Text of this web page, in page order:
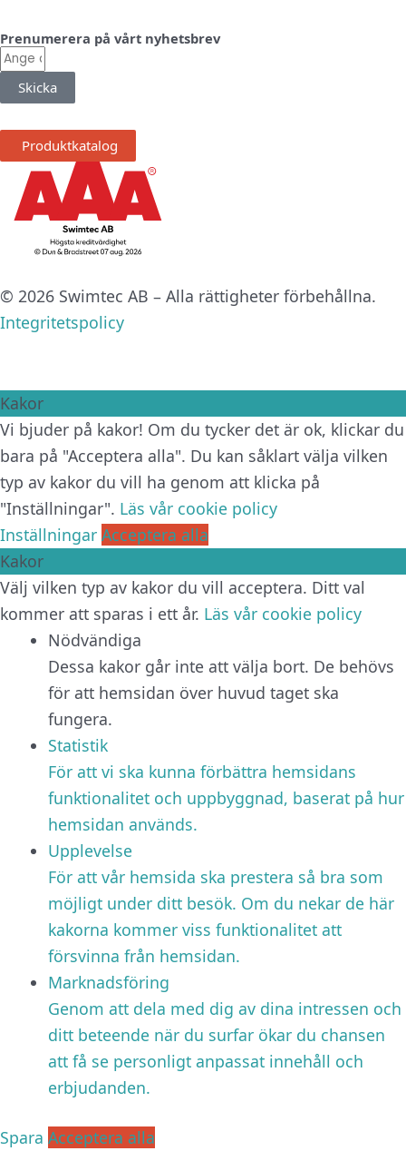
Prenumerera på vårt nyhetsbrev
E-
postSkicka
Produktkatalog
© 2026 Swimtec AB – Alla rättigheter förbehållna.
Integritetspolicy
Kakor
Vi bjuder på kakor! Om du tycker det är ok, klickar du
bara på "Acceptera alla". Du kan såklart välja vilken
typ av kakor du vill ha genom att klicka på
"Inställningar". Läs vår cookie policy
Inställningar Acceptera alla
Kakor
Välj vilken typ av kakor du vill acceptera. Ditt val
kommer att sparas i ett år. Läs vår cookie policy
Nödvändiga
Dessa kakor går inte att välja bort. De behövs
för att hemsidan över huvud taget ska
fungera.
Statistik
För att vi ska kunna förbättra hemsidans
funktionalitet och uppbyggnad, baserat på hur
hemsidan används.
Upplevelse
För att vår hemsida ska prestera så bra som
möjligt under ditt besök. Om du nekar de här
kakorna kommer viss funktionalitet att
försvinna från hemsidan.
Marknadsföring
Genom att dela med dig av dina intressen och
ditt beteende när du surfar ökar du chansen
att få se personligt anpassat innehåll och
erbjudanden.
Spara Acceptera alla